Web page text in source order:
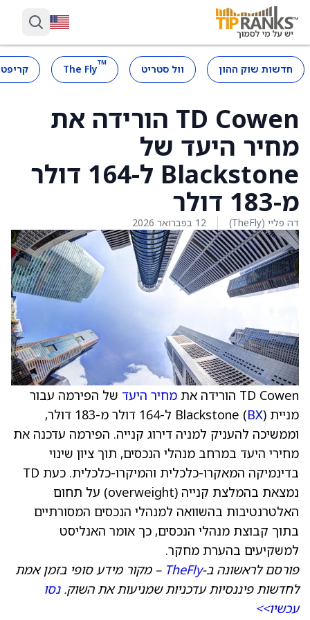
חדשות שוק ההון וול סטריט ™
The Fly
TD Cowen הורידה את
מחיר היעד של
Blackstone ל-164 דולר
מ-183 דולר
דה פליי (TheFly) 12 בפברואר 2026
TD Cowen הורידה את מחיר היעד של הפירמה עבור
מניית Blackstone ( BX
) ל-164 דולר מ-183 דולר,
וממשיכה להעניק למניה דירוג קנייה. הפירמה עדכנה את
מחירי היעד במרחב מנהלי הנכסים, תוך ציון שינוי
בדינמיקה המאקרו-כלכלית והמיקרו-כלכלית. כעת TD
נמצאת בהמלצת קנייה (overweight) על תחום
האלטרנטיבות בהשוואה למנהלי הנכסים המסורתיים
בתוך קבוצת מנהלי הנכסים, כך אומר האנליסט
למשקיעים בהערת מחקר.
פורסם לראשונה ב-TheFly – מקור מידע סופי בזמן אמת
לחדשות פיננסיות עדכניות שמניעות את השוק.נסו
עכשיו>>